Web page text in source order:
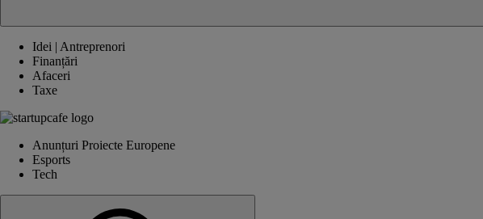
Idei | Antreprenori
Finanțări
Afaceri
Taxe
Anunțuri Proiecte Europene
Esports
Tech